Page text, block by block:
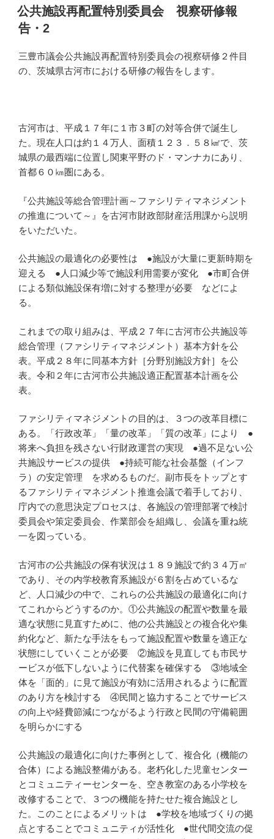
稿
日:
公共施設再配置特別委員会 視察研修報
告・2
三豊市議会公共施設再配置特別委員会の視察研修２件目
の、茨城県古河市における研修の報告をします。
古河市は、平成１７年に１市３町の対等合併で誕生し
た。現在人口は約１４万人、面積１２３．５８㎢で、茨
城県の最西端に位置し関東平野のド・マンナカにあり、
首都６０㎞圏にある。
『公共施設等総合管理計画～ファシリティマネジメント
の推進について～』を古河市財政部財産活用課から説明
をいただいた。
公共施設の最適化の必要性は ●施設が大量に更新時期を
迎える ●人口減少等で施設利用需要が変化 ●市町合併
による類似施設保有増に対する整理が必要 などによ
る。
これまでの取り組みは、平成２７年に古河市公共施設等
総合管理（ファシリティマネジメント）基本方針を公
表。平成２８年に同基本方針［分野別施設方針］を公
表。令和２年に古河市公共施設適正配置基本計画を公
表。
ファシリティマネジメントの目的は、３つの改革目標に
ある。「行政改革」「量の改革」「質の改革」により ●
将来へ負担を残さない行財政運営の実現 ●過不足ない公
共施設サービスの提供 ●持続可能な社会基盤（インフ
ラ）の安定管理 を求めるものだ。副市長をトップとす
るファシリティマネジメント推進会議で着手しており、
庁内での意思決定プロセスは、各施設の管理部署で検討
委員会や策定委員会、作業部会を組織し、会議を重ね統
一を図っている。
古河市の公共施設の保有状況は１８９施設で約３４万㎡
であり、その内学校教育系施設が６割を占めているな
ど、人口減少の中で、これらの公共施設の最適化に向け
てこれからどうするのか。①公共施設の配置や数量を最
適な状態に見直すために、他の公共施設との複合化や集
約化など、新たな手法をもって施設配置や数量を適正な
状態にしていくことが必要 ②施設を見直しても市民サ
ービスが低下しないように代替案を確保する ③地域全
体を「面的」に見て施設が有効に活用されるように配置
のあり方を検討する ④民間と協力することでサービス
の向上や経費節減につながるよう行政と民間の守備範囲
を明らかにする
公共施設の最適化に向けた事例として、複合化（機能の
合体）による施設整備がある。老朽化した児童センター
とコミュニティーセンターを、空き教室のある小学校を
改修することで、３つの機能を持たせた複合施設とし
た。このことによるメリットは ●学校を地域づくりの拠
点とすることでコミュニティが活性化 ●世代間交流の促